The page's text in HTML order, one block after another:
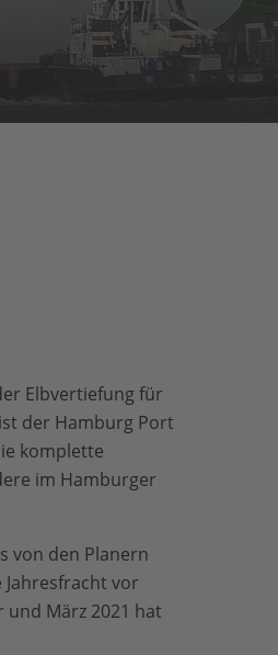
Elbvertiefung für
der Hamburg Port
komplette
im Hamburger
von den Planern
vor
März 2021 hat